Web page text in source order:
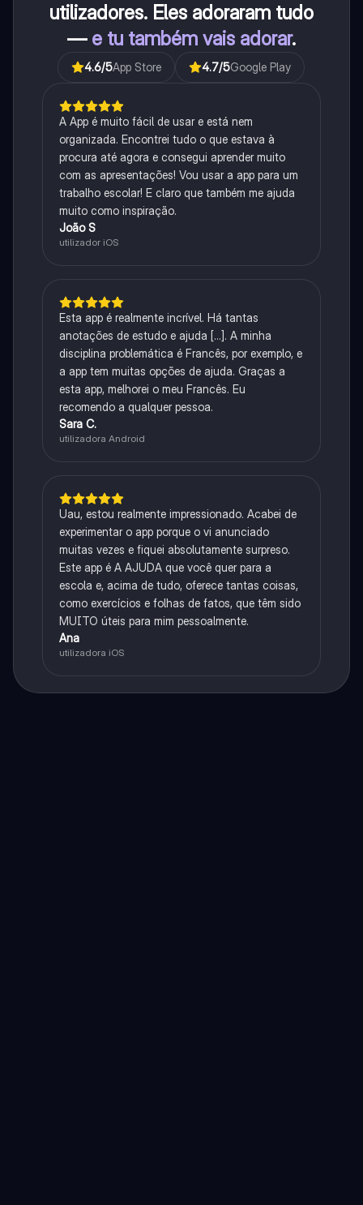
utilizadores. Eles adoraram tudo
— e tu também vais adorar.
4.6/5App Store 4.7/5Google Play
A App é muito fácil de usar e está nem
organizada. Encontrei tudo o que estava à
procura até agora e consegui aprender muito
com as apresentações! Vou usar a app para um
trabalho escolar! E claro que também me ajuda
muito como inspiração.
João S
utilizador iOS
Esta app é realmente incrível. Há tantas
anotações de estudo e ajuda [...]. A minha
disciplina problemática é Francês, por exemplo, e
a app tem muitas opções de ajuda. Graças a
esta app, melhorei o meu Francês. Eu
recomendo a qualquer pessoa.
Sara C.
utilizadora Android
Uau, estou realmente impressionado. Acabei de
experimentar o app porque o vi anunciado
muitas vezes e fiquei absolutamente surpreso.
Este app é A AJUDA que você quer para a
escola e, acima de tudo, oferece tantas coisas,
como exercícios e folhas de fatos, que têm sido
MUITO úteis para mim pessoalmente.
Ana
utilizadora iOS